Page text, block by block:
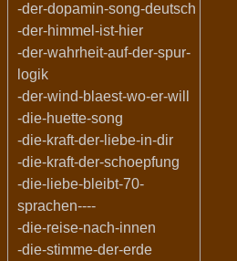
-der-dopamin-song-deutsch
-der-himmel-ist-hier
-der-wahrheit-auf-der-spur-
logik
-der-wind-blaest-wo-er-will
-die-huette-song
-die-kraft-der-liebe-in-dir
-die-kraft-der-schoepfung
-die-liebe-bleibt-70-
sprachen----
-die-reise-nach-innen
-die-stimme-der-erde